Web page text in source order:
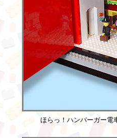
ほらっ！ハンバーガー電